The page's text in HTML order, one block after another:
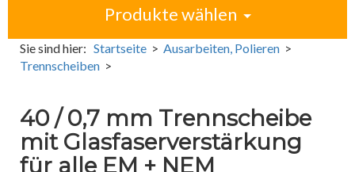
Produkte wählen
Sie sind hier: Startseite > Ausarbeiten, Polieren >
Trennscheiben >
40 / 0,7 mm Trennscheibe
mit Glasfaserverstärkung
für alle EM + NEM